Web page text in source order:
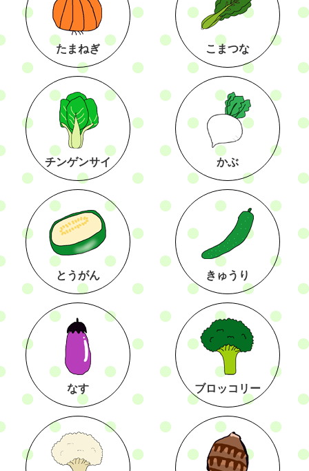
たまねぎ こまつな
チンゲンサイ かぶ
とうがん きゅうり
なす ブロッコリー